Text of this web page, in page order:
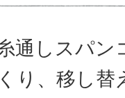
通しスパン
り、移し替